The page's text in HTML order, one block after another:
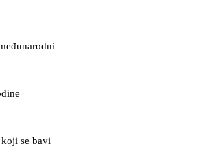
se bavi